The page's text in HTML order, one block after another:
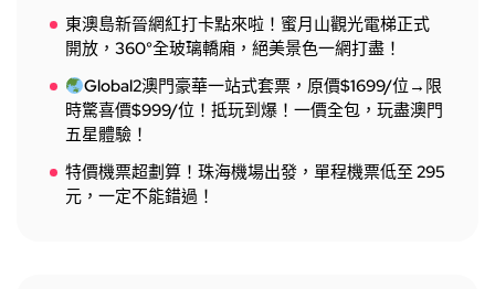
東澳島新晉網紅打卡點來啦！蜜月山觀光電梯正式
開放，360°全玻璃轎廂，絕美景色一網打盡！
Global2澳門豪華一站式套票，原價$1699/位→限
時驚喜價$999/位！抵玩到爆！一價全包，玩盡澳門
五星體驗！
特價機票超劃算！珠海機場出發，單程機票低至 295
元，一定不能錯過！